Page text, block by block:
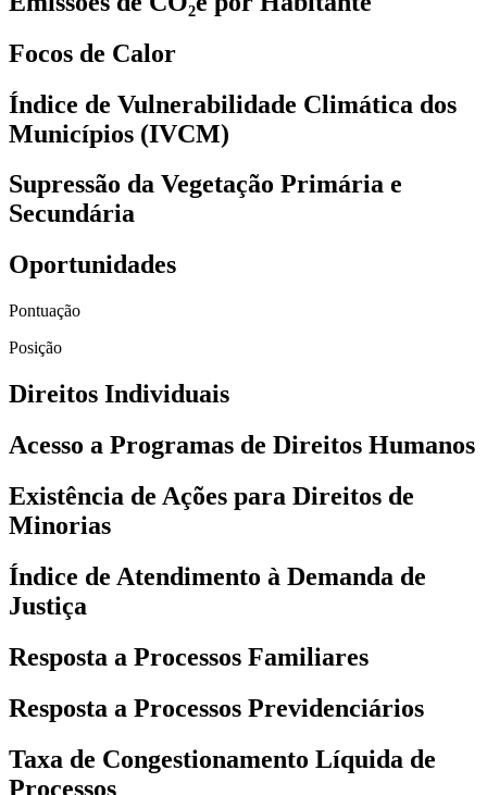
Focos de Calor
Índice de Vulnerabilidade Climática dos
Municípios (IVCM)
Supressão da Vegetação Primária e
Secundária
Oportunidades
Pontuação
Posição
Direitos Individuais
Acesso a Programas de Direitos Humanos
Existência de Ações para Direitos de
Minorias
Índice de Atendimento à Demanda de
Justiça
Resposta a Processos Familiares
Resposta a Processos Previdenciários
Taxa de Congestionamento Líquida de
Processos